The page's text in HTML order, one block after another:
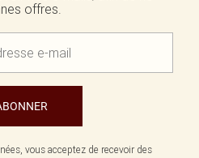
offres.
vous acceptez de recevoir des